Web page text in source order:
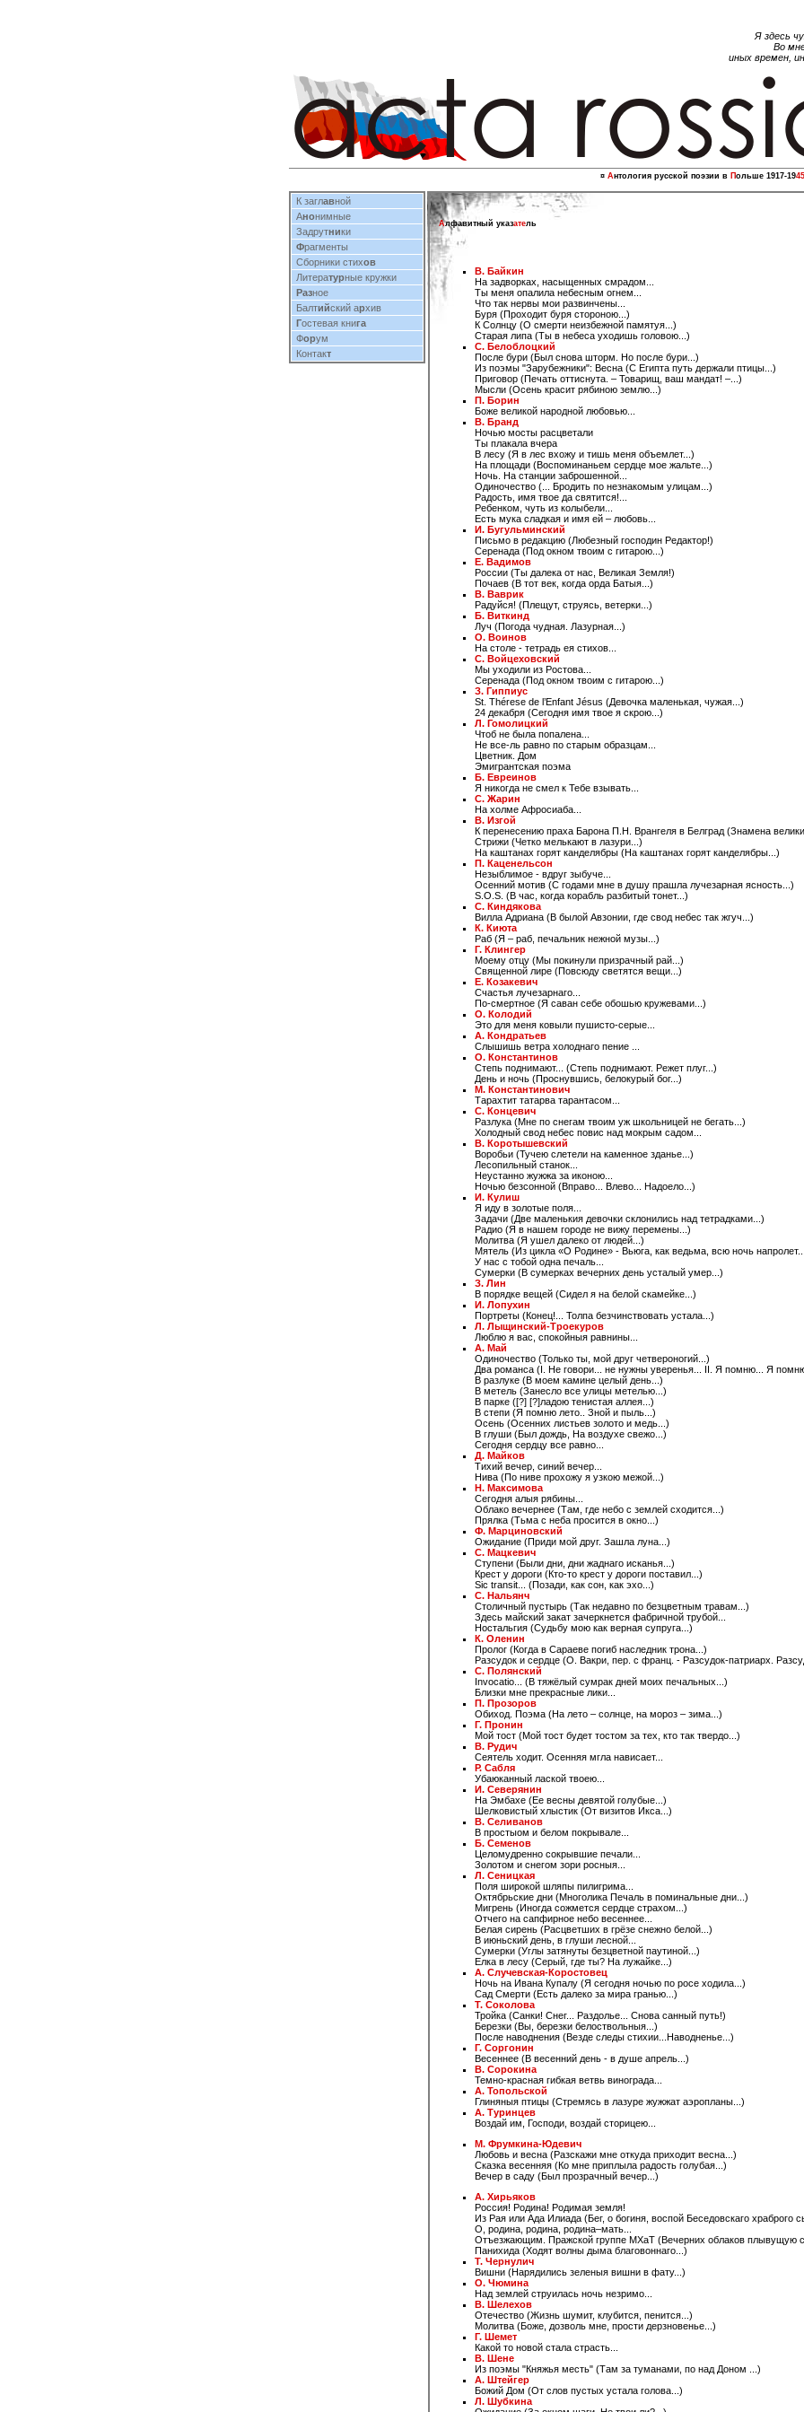
Я здесь
Во
иных времен,
¤ Aнтология русской поэзии в Польше 1917-1945
К заглавной
Анонимные
Задрутники
Фрагменты
Сборники стихов
Литературные кружки
Разное
Балтийский архив
Гостевая книга
Форум
Контакт
Алфавитный указатель
B. Байкин
На задворках, насыщенных смрадом...
Ты меня опалила небесным огнем...
Что так нервы мои развинчены...
Буря (Проходит буря стороною...)
К Солнцу (О смерти неизбежной памятуя...)
Старая липа (Ты в небеса уходишь головою...)
С. Белоблоцкий
После бури (Был снова шторм. Но после бури...)
Из поэмы "Зарубежники": Весна (С Египта путь держали птицы...)
Приговор (Печать оттиснута. – Товарищ, ваш мандат! –...)
Мысли (Осень красит рябиною землю...)
П. Борин
Боже великой народной любовью...
B. Бранд
Ночью мосты расцветали
Ты плакала вчера
В лесу (Я в лес вхожу и тишь меня объемлет...)
На площади (Воспоминаньем сердце мое жальте...)
Ночь. На станции заброшенной...
Одиночество (... Бродить по незнакомым улицам...)
Радость, имя твое да святится!...
Ребенком, чуть из колыбели...
Есть мука сладкая и имя ей – любовь...
И. Бугульминский
Письмо в редакцию (Любезный господин Редактор!)
Серенада (Под окном твоим с гитарою...)
Е. Вадимов
России (Ты далека от нас, Великая Земля!)
Почаев (В тот век, когда орда Батыя...)
В. Ваврик
Радуйся! (Плещут, струясь, ветерки...)
Б. Виткинд
Луч (Погода чудная. Лазурная...)
О. Воинов
На столе - тетрадь ея стихов...
С. Войцеховский
Мы уходили из Ростова...
Серенада (Под окном твоим с гитарою...)
З. Гиппиус
St. Thérese de l’Enfant Jésus (Девочка маленькая, чужая...)
24 декабря (Сегодня имя твое я скрою...)
Л. Гомолицкий
Чтоб не была попалена...
Не все-ль равно по старым образцам...
Цветник. Дом
Эмигрантская поэма
Б. Евреинов
Я никогда не смел к Тебе взывать...
С. Жарин
На холме Афросиаба...
В. Изгой
К перенесению праха Барона П.Н. Врангеля в Белград (Знамена
Стрижи (Четко мелькают в лазури...)
На каштанах горят канделябры (На каштанах горят канделябры...)
П. Каценельсон
Незыблимое - вдруг зыбуче...
Осенний мотив (С годами мне в душу прашла лучезарная ясность...)
S.O.S. (В час, когда корабль разбитый тонет...)
С. Киндякова
Вилла Адриана (В былой Авзонии, где свод небес так жгуч...)
К. Киюта
Раб (Я – раб, печальник нежной музы...)
Г. Клингер
Моему отцу (Мы покинули призрачный рай...)
Священной лире (Повсюду светятся вещи...)
Е. Козакевич
Счастья лучезарнаго...
По-смертное (Я саван себе обошью кружевами...)
О. Колодий
Это для меня ковыли пушисто-серые...
А. Кондратьев
Слышишь ветра холоднаго пение
О. Константинов
Степь поднимают... (Степь поднимают. Режет плуг...)
День и ночь (Проснувшись, белокурый бог...)
М. Константинович
Тарахтит татарва тарантасом...
С. Концевич
Разлука (Мне по снегам твоим уж школьницей не бегать...)
Холодный свод небес повис над мокрым садом...
В. Коротышевский
Воробьи (Тучею слетели на каменное зданье...)
Лесопильный станок...
Неустанно жужжа за иконою...
Ночью безсонной (Вправо... Влево... Надоело...)
И. Кулиш
Я иду в золотые поля...
Задачи (Две маленькия девочки склонились над тетрадками...)
Радио (Я в нашем городе не вижу перемены...)
Молитва (Я ушел далеко от людей...)
Мятель (Из цикла «O Родине» - Вьюга, как ведьма, всю ночь
У нас с тобой одна печаль...
Сумерки (В сумерках вечерних день усталый умер...)
З. Лин
В порядке вещей (Сидел я на белой скамейке...)
И. Лопухин
Портреты (Конец!... Толпа безчинствовать устала...)
Л. Лыщинский-Троекуров
Люблю я вас, спокойныя равнины...
А. Май
Одиночество (Только ты, мой друг четвероногий...)
Два романса (I. Не говори... не нужны уверенья... II. Я помню... Я
В разлуке (В моем камине целый день...)
В метель (Занесло все улицы метелью...)
В парке ([?] [?]ладою тенистая аллея...)
В степи (Я помню лето.. Зной и пыль...)
Осень (Осенних листьев золото и медь...)
В глуши (Был дождь, На воздухе свежо...)
Сегодня сердцу все равно...
Д. Майков
Тихий вечер, синий вечер...
Нива (По ниве прохожу я узкою межой...)
Н. Максимова
Сегодня алыя рябины...
Облако вечернее (Там, где небо с землей сходится...)
Прялка (Тьма с неба просится в окно...)
Ф. Марциновский
Ожидание (Приди мой друг. Зашла луна...)
С. Мацкевич
Ступени (Были дни, дни жаднаго исканья...)
Крест у дороги (Кто-то крест у дороги поставил...)
Sic transit... (Позади, как сон, как эхо...)
С. Нальянч
Столичный пустырь (Так недавно по безцветным травам...)
Здесь майский закат зачеркнется фабричной трубой...
Ностальгия (Судьбу мою как верная супруга...)
К. Оленин
Пролог (Когда в Сараеве погиб наследник трона...)
Разсудок и сердце (О. Вакри, пер. с франц. - Разсудок-патриарх.
С. Полянский
Invocatio... (В тяжёлый сумрак дней моих печальных...)
Близки мне прекрасные лики...
П. Прозоров
Обиход. Поэма (На лето – солнце, на мороз – зима...)
Г. Пронин
Мой тост (Мой тост будет тостом за тех, кто так твердо...)
В. Рудич
Сеятель ходит. Осенняя мгла нависает...
Р. Сабля
Убаюканный лаской твоею...
И. Северянин
На Эмбахе (Ее весны девятой голубые...)
Шелковистый хлыстик (От визитов Икса...)
В. Селиванов
В простыом и белом покрывале...
Б. Семенов
Целомудренно сокрывшие печали...
Золотом и снегом зори росныя...
Л. Сеницкая
Поля широкой шляпы пилигрима...
Октябрьские дни (Многолика Печаль в поминальные дни...)
Мигрень (Иногда сожмется сердце страхом...)
Отчего на сапфирное небо весеннее...
Белая сирень (Расцветших в грёзе снежно белой...)
В июньский день, в глуши лесной...
Сумерки (Углы затянуты безцветной паутиной...)
Елка в лесу (Серый, где ты? На лужайке...)
А. Случевская-Коростовец
Ночь на Ивана Купалу (Я сегoдня ночью по росе ходила...)
Сад Смерти (Есть далеко за мира гранью...)
Т. Соколова
Тройка (Санки! Снег... Раздолье... Снова санный путь!)
Березки (Вы, березки белоствольныя...)
После наводнения (Везде следы стихии...Наводненье...)
Г. Соргонин
Весеннее (В весенний день - в душе апрель...)
В. Сорокина
Темно-красная гибкая ветвь винограда...
А. Топольской
Глиняныя птицы (Стремясь в лазуре жужжат аэропланы...)
А. Туринцев
Воздай им, Господи, воздай сторицею...
М. Фрумкина-Юдевич
Любовь и весна (Разскажи мне откуда приходит весна...)
Сказка весенняя (Ко мне приплыла радость голубая...)
Вечер в саду (Был прозрачный вечер...)
А. Хирьяков
Россия! Родина! Родимая земля!
Из Рая или Ада Илиада (Бег, о богиня, воспой Беседовскаго храброго
О, родина, родина, родина–мать...
Отъезжающим. Пражской группе МХаТ (Вечерних облаков плывущую
Панихида (Ходят волны дыма благовоннаго...)
Т. Чернулич
Вишни (Нарядились зеленыя вишни в фату...)
О. Чюмина
Над землей струилась ночь незримо...
В. Шелехов
Отечество (Жизнь шумит, клубится, пенится...)
Молитва (Боже, дозволь мне, прости дерзновенье...)
Г. Шемет
Какой то новой стала страсть...
В. Шене
Из поэмы "Княжья месть" (Там за туманами, по над Доном ...)
А. Штейгер
Божий Дом (От слов пустых устала голова...)
Л. Шубкина